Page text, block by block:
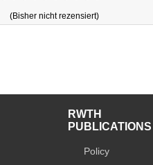
(Bisher nicht rezensiert)
RWTH
PUBLICATIONS
Policy